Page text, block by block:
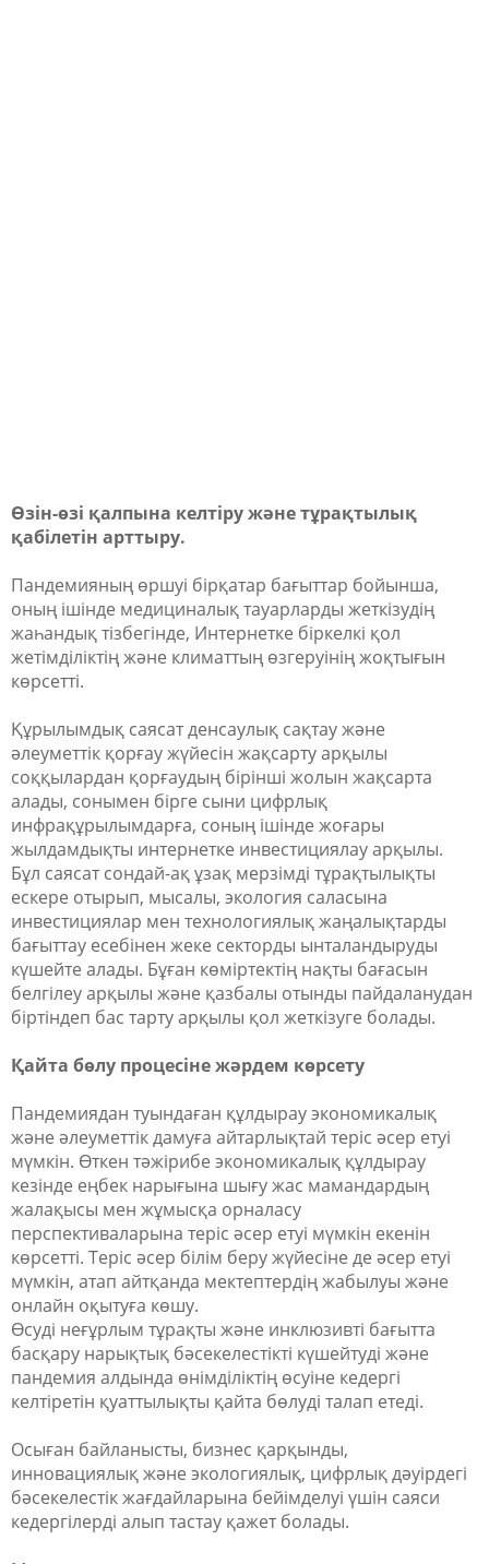
Өзін-өзі қалпына келтіру және тұрақтылық
қабілетін арттыру.
Пандемияның өршуі бірқатар бағыттар бойынша,
оның ішінде медициналық тауарларды жеткізудің
жаһандық тізбегінде, Интернетке біркелкі қол
жетімділіктің және климаттың өзгеруінің жоқтығын
көрсетті.
Құрылымдық саясат денсаулық сақтау және
әлеуметтік қорғау жүйесін жақсарту арқылы
соққылардан қорғаудың бірінші жолын жақсарта
алады, сонымен бірге сыни цифрлық
инфрақұрылымдарға, соның ішінде жоғары
жылдамдықты интернетке инвестициялау арқылы.
Бұл саясат сондай-ақ ұзақ мерзімді тұрақтылықты
ескере отырып, мысалы, экология саласына
инвестициялар мен технологиялық жаңалықтарды
бағыттау есебінен жеке секторды ынталандыруды
күшейте алады. Бұған көміртектің нақты бағасын
белгілеу арқылы және қазбалы отынды пайдаланудан
біртіндеп бас тарту арқылы қол жеткізуге болады.
Қайта бөлу процесіне жәрдем көрсету
Пандемиядан туындаған құлдырау экономикалық
және әлеуметтік дамуға айтарлықтай теріс әсер етуі
мүмкін. Өткен тәжірибе экономикалық құлдырау
кезінде еңбек нарығына шығу жас мамандардың
жалақысы мен жұмысқа орналасу
перспективаларына теріс әсер етуі мүмкін екенін
көрсетті. Теріс әсер білім беру жүйесіне де әсер етуі
мүмкін, атап айтқанда мектептердің жабылуы және
онлайн оқытуға көшу.
Өсуді неғұрлым тұрақты және инклюзивті бағытта
басқару нарықтық бәсекелестікті күшейтуді және
пандемия алдында өнімділіктің өсуіне кедергі
келтіретін қуаттылықты қайта бөлуді талап етеді.
Осыған байланысты, бизнес қарқынды,
инновациялық және экологиялық, цифрлық дәуірдегі
бәсекелестік жағдайларына бейімделуі үшін саяси
кедергілерді алып тастау қажет болады.